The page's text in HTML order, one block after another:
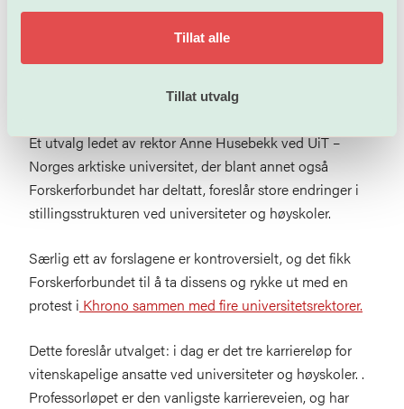
Tillat alle
Tillat utvalg
fire rektorer protesterer.
Et utvalg ledet av rektor Anne Husebekk ved UiT –
Norges arktiske universitet, der blant annet også
Forskerforbundet har deltatt, foreslår store endringer i
stillingsstrukturen ved universiteter og høyskoler.
Særlig ett av forslagene er kontroversielt, og det fikk
Forskerforbundet til å ta dissens og rykke ut med en
protest i Khrono sammen med fire universitetsrektorer.
Dette foreslår utvalget: i dag er det tre karriereløp for
vitenskapelige ansatte ved universiteter og høyskoler. .
Professorløpet er den vanligste karriereveien, og har